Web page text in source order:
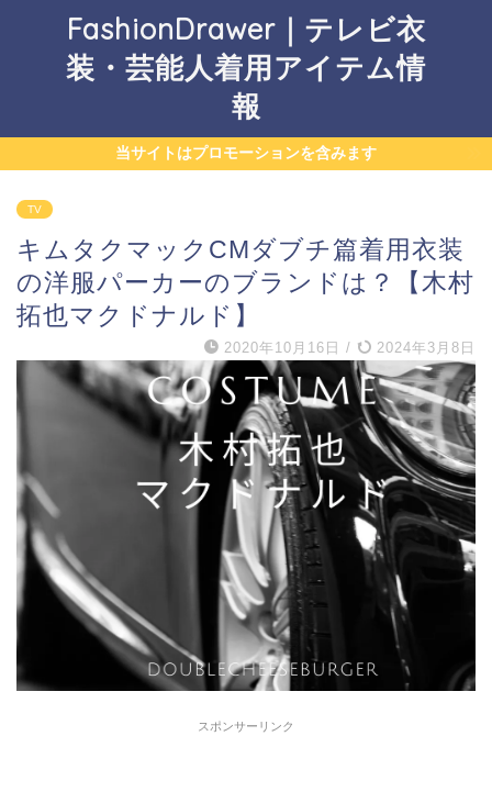
FashionDrawer｜テレビ衣
装・芸能人着用アイテム情
報
当サイトはプロモーションを含みます
TV
キムタクマックCMダブチ篇着用衣装
の洋服パーカーのブランドは？【木村
拓也マクドナルド】
2020年10月16日 / 2024年3月8日
スポンサーリンク